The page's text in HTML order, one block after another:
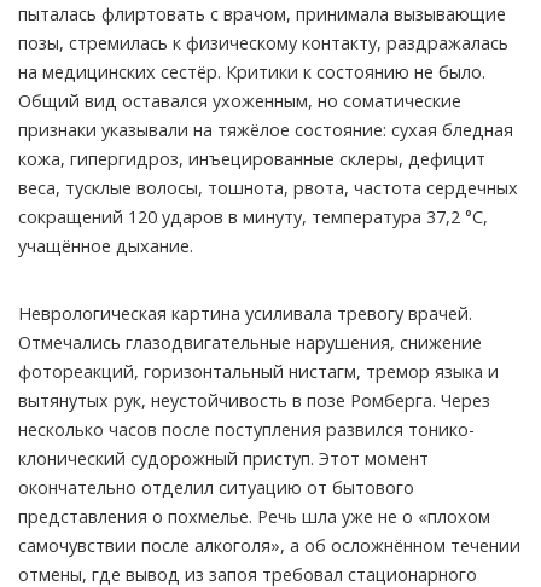
пыталась флиртовать с врачом, принимала вызывающие
позы, стремилась к физическому контакту, раздражалась
на медицинских сестёр. Критики к состоянию не было.
Общий вид оставался ухоженным, но соматические
признаки указывали на тяжёлое состояние: сухая бледная
кожа, гипергидроз, инъецированные склеры, дефицит
веса, тусклые волосы, тошнота, рвота, частота сердечных
сокращений 120 ударов в минуту, температура 37,2 °C,
учащённое дыхание.
Неврологическая картина усиливала тревогу врачей.
Отмечались глазодвигательные нарушения, снижение
фотореакций, горизонтальный нистагм, тремор языка и
вытянутых рук, неустойчивость в позе Ромберга. Через
несколько часов после поступления развился тонико-
клонический судорожный приступ. Этот момент
окончательно отделил ситуацию от бытового
представления о похмелье. Речь шла уже не о «плохом
самочувствии после алкоголя», а об осложнённом течении
отмены, где вывод из запоя требовал стационарного